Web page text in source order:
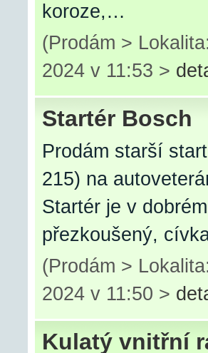
koroze,…
(Prodám >
2024 v 11:53 >
Startér Bosch
Prodám starší
215) na
Startér je v
přezkoušený,
(Prodám >
2024 v 11:50 >
Kulatý vnitřní